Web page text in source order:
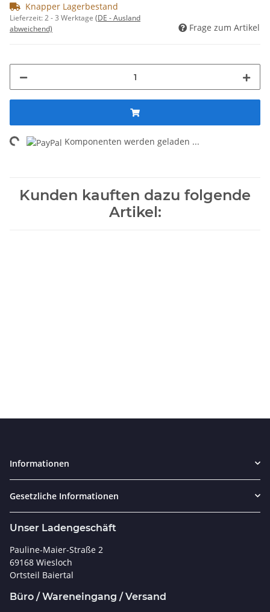
Knapper Lagerbestand
Lieferzeit:2 - 3 Werktage (DE - Ausland
abweichend)
Frage zum Artikel
Komponenten werden geladen ...
Kunden kauften dazu folgende
Artikel:
Informationen
Gesetzliche Informationen
Unser Ladengeschäft
Pauline-Maier-Straße 2
69168 Wiesloch
Ortsteil Baiertal
Büro / Wareneingang / Versand